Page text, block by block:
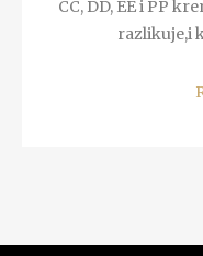
CC, DD, EE i PP
razlikuje,i